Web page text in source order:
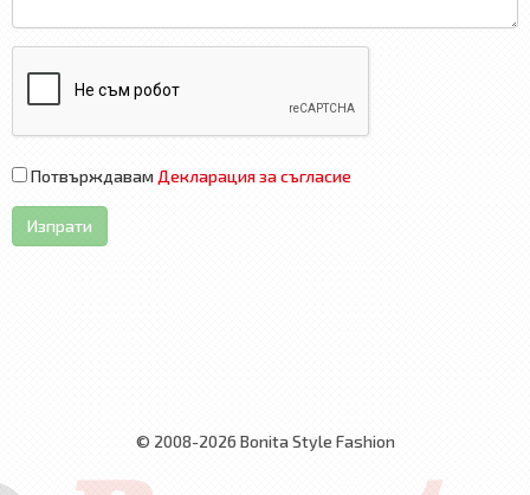
Потвърждавам Декларация за съгласие
Изпрати
© 2008-2026 Bonita Style Fashion